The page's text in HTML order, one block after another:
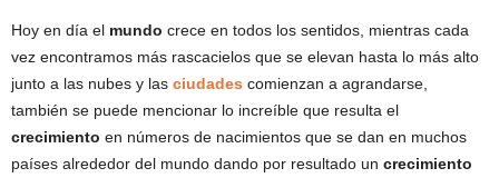
Hoy en día el mundo crece en todos los sentidos, mientras cada
vez encontramos más rascacielos que se elevan hasta lo más alto
junto a las nubes y las ciudades comienzan a agrandarse,
también se puede mencionar lo increíble que resulta el
crecimiento en números de nacimientos que se dan en muchos
países alrededor del mundo dando por resultado un crecimiento